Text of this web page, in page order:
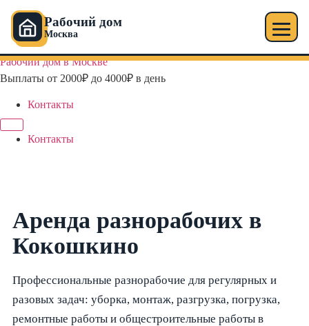
Рабочий дом
Москва
Перейти
к
Рабочий дом в Москве
Выплаты от 2000₽ до 4000₽ в день
Контакты
Контакты
Аренда разнорабочих в
Кокошкино
Профессиональные разнорабочие для регулярных и
разовых задач: уборка, монтаж, разгрузка, погрузка,
ремонтные работы и общестроительные работы в